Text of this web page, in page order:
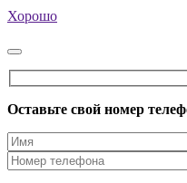
Хорошо
Оставьте свой номер